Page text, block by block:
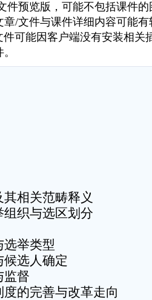
件预览版，可能不包括课件
章/文件与课件详细内容可能
件可能因客户端没有安装相关
相关范畴释义
织与选区划分
选举类型
选人确定
监督
的完善与改革走向